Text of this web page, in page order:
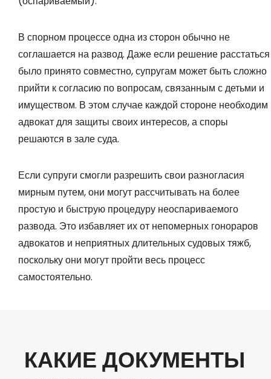
В спорном процессе одна из сторон обычно не
соглашается на развод. Даже если решение расстаться
было принято совместно, супругам может быть сложно
прийти к согласию по вопросам, связанным с детьми и
имуществом. В этом случае каждой стороне необходим
адвокат для защиты своих интересов, а споры
решаются в зале суда.
Если супруги смогли разрешить свои разногласия
мирным путем, они могут рассчитывать на более
простую и быструю процедуру неоспариваемого
развода. Это избавляет их от непомерных гонораров
адвокатов и неприятных длительных судовых тяжб,
поскольку они могут пройти весь процесс
самостоятельно.
КАКИЕ ДОКУМЕНТЫ